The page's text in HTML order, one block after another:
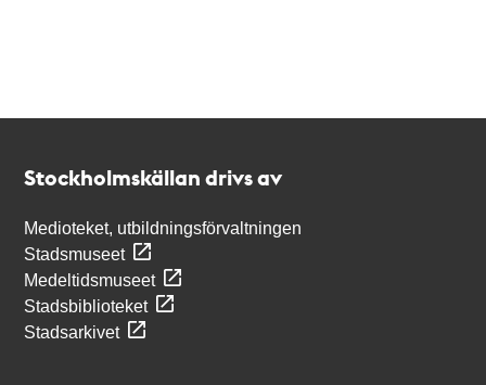
Stockholmskällan drivs av
Medioteket, utbildningsförvaltningen
Stadsmuseet
Medeltidsmuseet
Stadsbiblioteket
Stadsarkivet